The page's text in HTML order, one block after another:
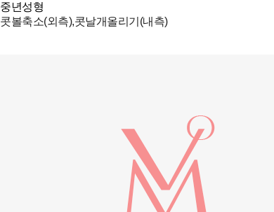
중년성형
콧볼축소(외측),콧날개올리기(내측)